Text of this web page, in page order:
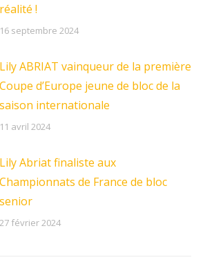
réalité !
16 septembre 2024
Lily ABRIAT vainqueur de la première
Coupe d’Europe jeune de bloc de la
saison internationale
11 avril 2024
Lily Abriat finaliste aux
Championnats de France de bloc
senior
27 février 2024